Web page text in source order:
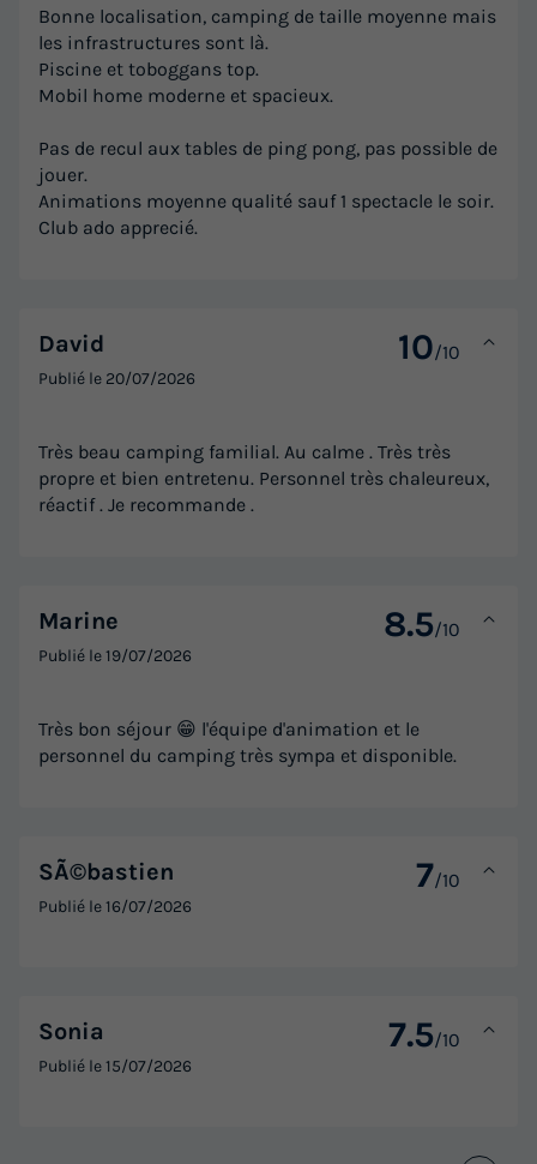
Prix de comparaison
Voir les logements
MOBILHOME 8 personnes - PRESTA + 40m²
- 4 chambres 2 SdB TV + clim
40m²
Adultes
8
Chambres Salle de bain
du12/09/2026au19/09/2026
Modifier les dates
d'économie
Bonne localisation, camping de taille moyenne mais
les infrastructures sont là.
Piscine et toboggans top.
Mobil home moderne et spacieux.
Pas de recul aux tables de ping pong, pas possible de
jouer.
Animations moyenne qualité sauf 1 spectacle le soir.
Club ado apprecié.
David 10/10
Publié le 20/07/2026
Très beau camping familial. Au calme . Très très
propre et bien entretenu. Personnel très chaleureux,
réactif . Je recommande .
Marine 8.5/10
Publié le19/07/2026
Très bon séjour 😁 l'équipe d'animation et le
personnel du camping très sympa et disponible.
SÃ©bastien 7/10
Publié le16/07/2026
Sonia 7.5/10
Publié le15/07/2026